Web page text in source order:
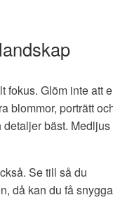
fokus. Glöm inte
blommor, porträtt
bäst.
Se till så du
då kan du få snygga